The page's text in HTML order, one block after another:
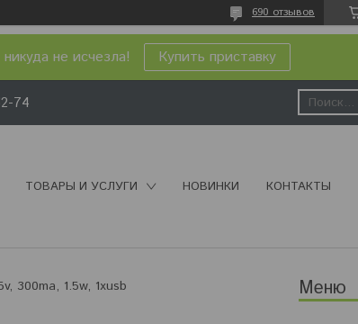
690 отзывов
не исчезла! Купить приставку
74
ТОВАРЫ И УСЛУГИ НОВИНКИ КОНТАКТЫ
300ma, 1.5w, 1xusb